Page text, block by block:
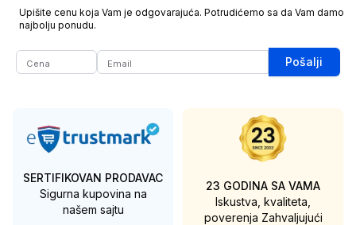
Upišite cenu koja Vam je odgovarajuća. Potrudićemo sa da Vam damo
najbolju ponudu.
Pošalji
SERTIFIKOVAN PRODAVAC
Sigurna kupovina na
našem sajtu
23 GODINA SA VAMA
Iskustva, kvaliteta,
poverenja Zahvaljujući